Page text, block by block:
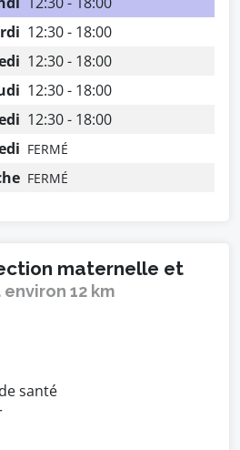
12:30 - 18:00
12:30 - 18:00
12:30 - 18:00
12:30 - 18:00
FERMÉ
FERMÉ
maternelle et
environ 12 km
santé